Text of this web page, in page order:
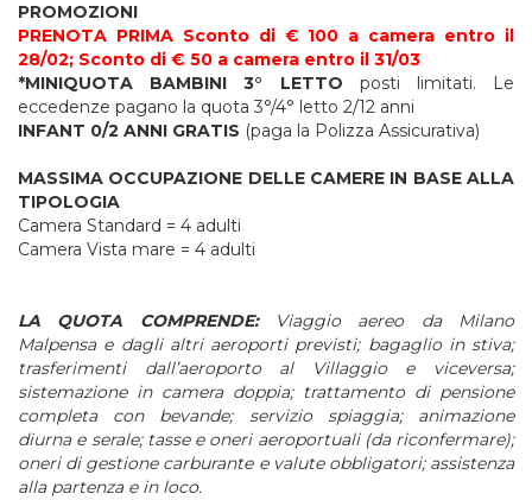
PROMOZIONI
PRENOTA PRIMA Sconto di € 100 a camera entro il
28/02; Sconto di € 50 a camera entro il 31/03
*MINIQUOTA BAMBINI 3° LETTO posti limitati. Le
eccedenze pagano la quota 3°/4° letto 2/12 anni
INFANT 0/2 ANNI GRATIS (paga la Polizza Assicurativa)
MASSIMA OCCUPAZIONE DELLE CAMERE IN BASE ALLA
TIPOLOGIA
Camera Standard = 4 adulti
Camera Vista mare = 4 adulti
LA QUOTA COMPRENDE:Viaggio aereo da Milano
Malpensa e dagli altri aeroporti previsti; bagaglio in stiva;
trasferimenti dall’aeroporto al Villaggio e viceversa;
sistemazione in camera doppia; trattamento di pensione
completa con bevande; servizio spiaggia; animazione
diurna e serale; tasse e oneri aeroportuali (da riconfermare);
oneri di gestione carburante e valute obbligatori; assistenza
alla partenza e in loco.